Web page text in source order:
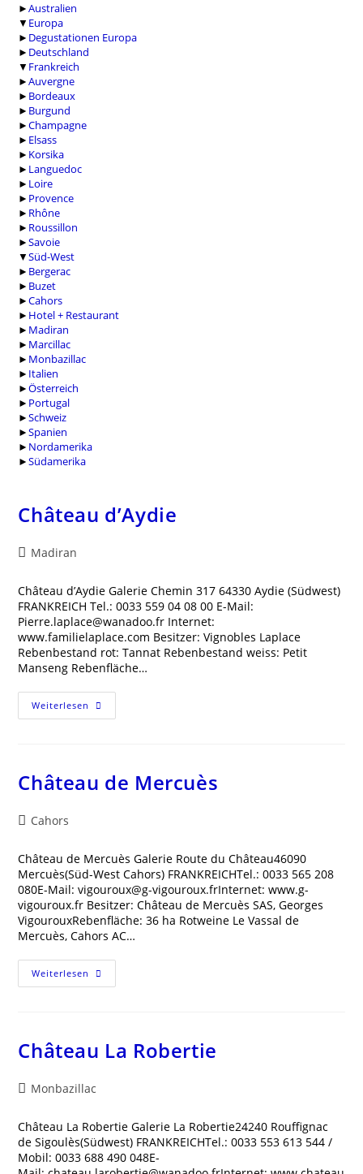
►Australien
▼ Europa
► Degustationen Europa
► Deutschland
▼ Frankreich
►Auvergne
► Bordeaux
► Burgund
►Champagne
► Elsass
► Korsika
► Languedoc
► Loire
► Provence
► Rhône
► Roussillon
►Savoie
▼Süd-West
► Bergerac
► Buzet
►Cahors
► Hotel + Restaurant
► Madiran
► Marcillac
► Monbazillac
► Italien
►Österreich
► Portugal
►Schweiz
►Spanien
► Nordamerika
►Südamerika
Château d’Aydie
Beitrags-
Madiran
Château d’Aydie Galerie Chemin 317 64330 Aydie (Südwest)
FRANKREICH Tel.: 0033 559 04 08 00 E-Mail:
Pierre.laplace@wanadoo.fr Internet:
www.familielaplace.com Besitzer: Vignobles Laplace
Rebenbestand rot: Tannat Rebenbestand weiss: Petit
Manseng Rebenfläche…
Weiterlesen Château
D’Aydie
Château de Mercuès
Beitrags-
Cahors
Château de Mercuès Galerie Route du Château46090
Mercuès(Süd-West Cahors) FRANKREICHTel.: 0033 565 208
080E-Mail: vigouroux@g-vigouroux.frInternet: www.g-
vigouroux.fr Besitzer: Château de Mercuès SAS, Georges
VigourouxRebenfläche: 36 ha Rotweine Le Vassal de
Mercuès, Cahors AC…
Weiterlesen Château
De
Château La Robertie
Beitrags-
Monbazillac
Château La Robertie Galerie La Robertie24240 Rouffignac
de Sigoulès(Südwest) FRANKREICHTel.: 0033 553 613 544 /
Mobil: 0033 688 490 048E-